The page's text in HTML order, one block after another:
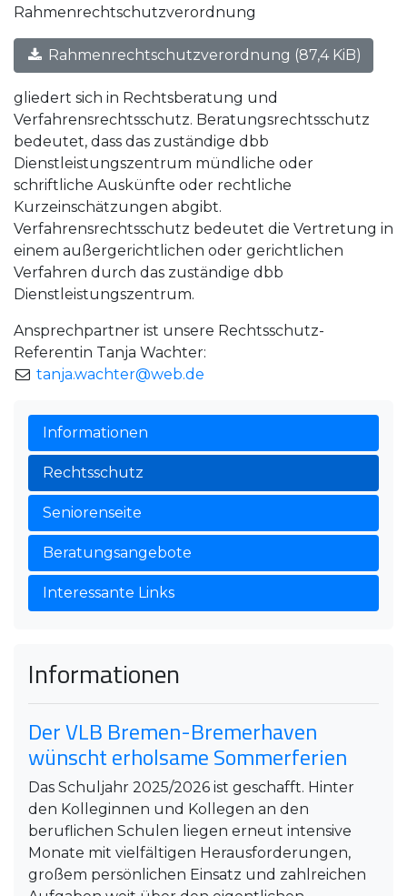
Rahmenrechtschutzverordnung
Rahmenrechtschutzverordnung (87,4 KiB)
gliedert sich in Rechtsberatung und
Verfahrensrechtsschutz. Beratungsrechtsschutz
bedeutet, dass das zuständige dbb
Dienstleistungszentrum mündliche oder
schriftliche Auskünfte oder rechtliche
Kurzeinschätzungen abgibt.
Verfahrensrechtsschutz bedeutet die Vertretung in
einem außergerichtlichen oder gerichtlichen
Verfahren durch das zuständige dbb
Dienstleistungszentrum.
Ansprechpartner ist unsere Rechtsschutz-
Referentin Tanja Wachter:
tanja.wachter@web.de
Informationen
Rechtsschutz
Seniorenseite
Beratungsangebote
Interessante Links
Informationen
Der VLB Bremen-Bremerhaven
wünscht erholsame Sommerferien
Das Schuljahr 2025/2026 ist geschafft. Hinter
den Kolleginnen und Kollegen an den
beruflichen Schulen liegen erneut intensive
Monate mit vielfältigen Herausforderungen,
großem persönlichen Einsatz und zahlreichen